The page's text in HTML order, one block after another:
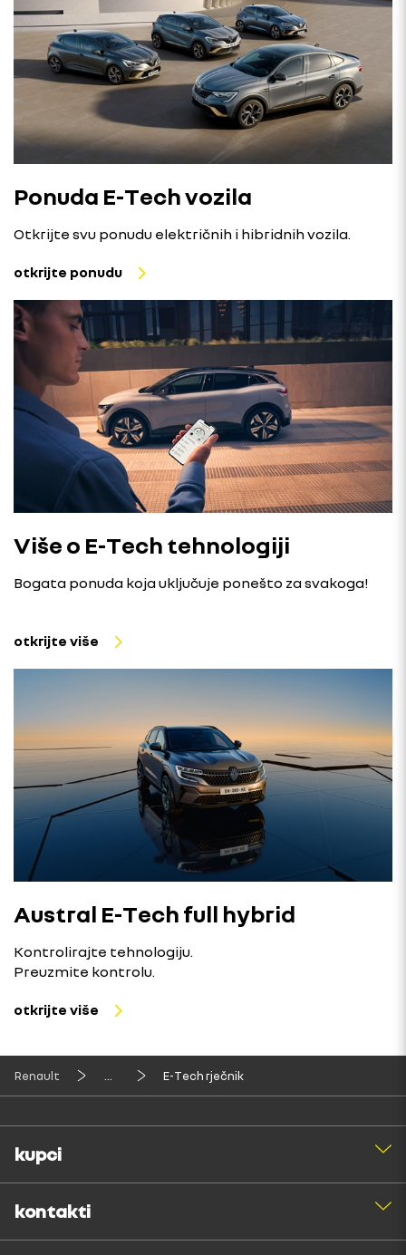
Ponuda E-Tech vozila
Otkrijte svu ponudu električnih i hibridnih vozila.
otkrijte ponudu
Više o E-Tech tehnologiji
Bogata ponuda koja uključuje ponešto za svakoga!
otkrijte više
Austral E-Tech full hybrid
Kontrolirajte tehnologiju.
Preuzmite kontrolu.
otkrijte više